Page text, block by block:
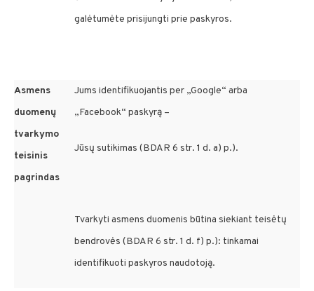
galėtumėte prisijungti prie paskyros.
Asmens
duomenų
tvarkymo
teisinis
pagrindas
Jums identifikuojantis per „Google“ arba
„Facebook“ paskyrą –
Jūsų sutikimas (BDAR 6 str. 1 d. a) p.).
Tvarkyti asmens duomenis būtina siekiant teisėtų
bendrovės (BDAR 6 str. 1 d. f) p.): tinkamai
identifikuoti paskyros naudotoją.